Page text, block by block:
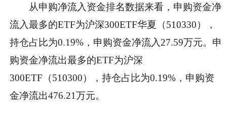
从申购净流入资金排名数据来看，申购资金净
流入最多的ETF为沪深300ETF华夏（510330），
持仓占比为0.19%，申购资金净流入27.59万元。申
购资金净流出最多的ETF为沪深
300ETF（510300），持仓占比为0.19%，申购资
金净流出476.21万元。